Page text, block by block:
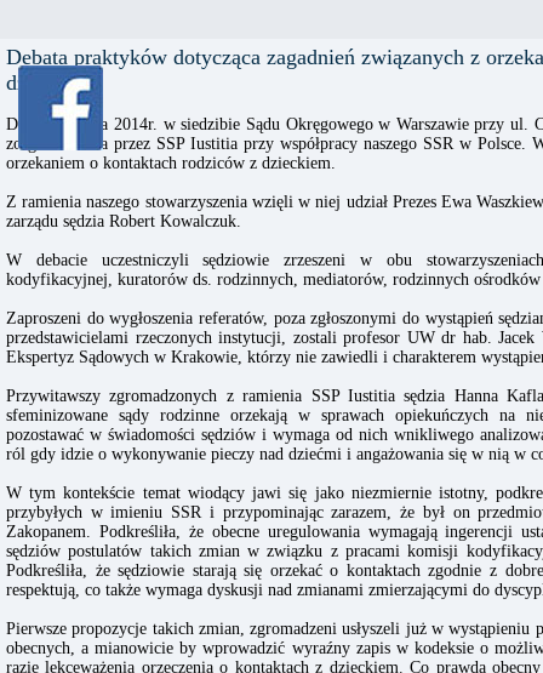
Debata praktyków dotycząca zagadnień związanych z
dzieckiem
Dnia 14 marca 2014r. w siedzibie Sądu Okręgowego w Warszawie przy ul.
zorganizowana przez SSP Iustitia przy współpracy naszego SSR w Polsce.
orzekaniem o kontaktach rodziców z dzieckiem.
Z ramienia naszego stowarzyszenia wzięli w niej udział Prezes Ewa
zarządu sędzia Robert Kowalczuk.
W debacie uczestniczyli sędziowie zrzeszeni w obu
kodyfikacyjnej, kuratorów ds. rodzinnych, mediatorów, rodzinnych
Zaproszeni do wygłoszenia referatów, poza zgłoszonymi do wystąpień
przedstawicielami rzeczonych instytucji, zostali profesor UW dr hab.
Ekspertyz Sądowych w Krakowie, którzy nie zawiedli i charakterem
Przywitawszy zgromadzonych z ramienia SSP Iustitia sędzia Hanna
sfeminizowane sądy rodzinne orzekają w sprawach opiekuńczych na
pozostawać w świadomości sędziów i wymaga od nich wnikliwego
ról gdy idzie o wykonywanie pieczy nad dziećmi i angażowania się w nią w
W tym kontekście temat wiodący jawi się jako niezmiernie istotny,
przybyłych w imieniu SSR i przypominając zarazem, że był on
Zakopanem. Podkreśliła, że obecne uregulowania wymagają ingerencji
sędziów postulatów takich zmian w związku z pracami komisji
Podkreśliła, że sędziowie starają się orzekać o kontaktach zgodnie z
respektują, co także wymaga dyskusji nad zmianami zmierzającymi do
Pierwsze propozycje takich zmian, zgromadzeni usłyszeli już w wystąpieniu
obecnych, a mianowicie by wprowadzić wyraźny zapis w kodeksie o
razie lekceważenia orzeczenia o kontaktach z dzieckiem. Co prawda